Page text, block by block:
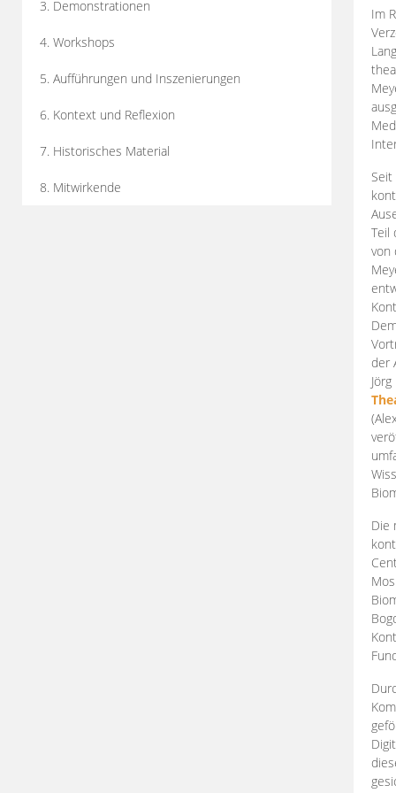
3. Demonstrationen
4. Workshops
5. Aufführungen und Inszenierungen
6. Kontext und Reflexion
7. Historisches Material
8. Mitwirkende
Im
Teil
von
der
Die